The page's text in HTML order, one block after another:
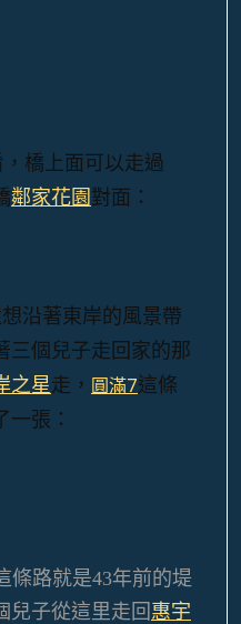
橋上面可以走過
鄰家花園 對面：
沿著東岸的風景帶
三個兒子走回家的那
之星走， 圓滿7這條
張：
條路就是43年前的堤
兒子從這里走回 惠宇